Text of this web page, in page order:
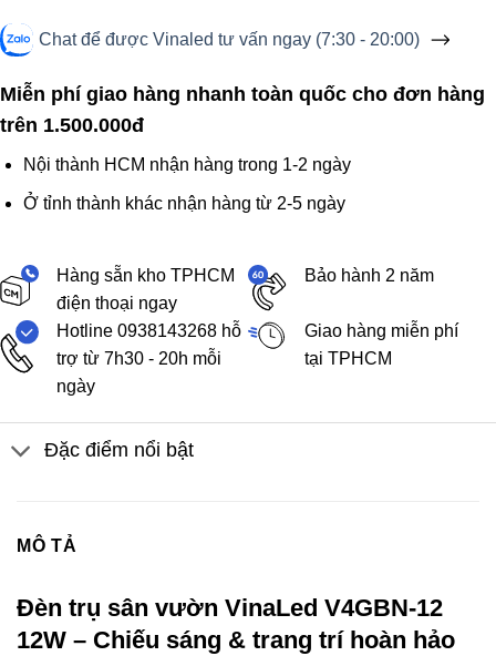
Chat để được Vinaled tư vấn ngay (7:30 - 20:00)
Miễn phí giao hàng nhanh toàn quốc cho đơn hàng
trên 1.500.000đ
Nội thành HCM nhận hàng trong 1-2 ngày
Ở tỉnh thành khác nhận hàng từ 2-5 ngày
Hàng sẵn kho TPHCM
điện thoại ngay
Bảo hành 2 năm
Hotline 0938143268 hỗ
trợ từ 7h30 - 20h mỗi
ngày
Giao hàng miễn phí
tại TPHCM
Đặc điểm nổi bật
MÔ TẢ
Đèn trụ sân vườn VinaLed V4GBN-12
12W – Chiếu sáng & trang trí hoàn hảo